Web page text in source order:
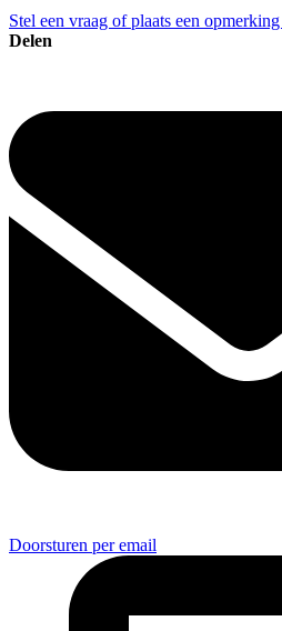
Stel een vraag of plaats een
Delen
Doorsturen per email